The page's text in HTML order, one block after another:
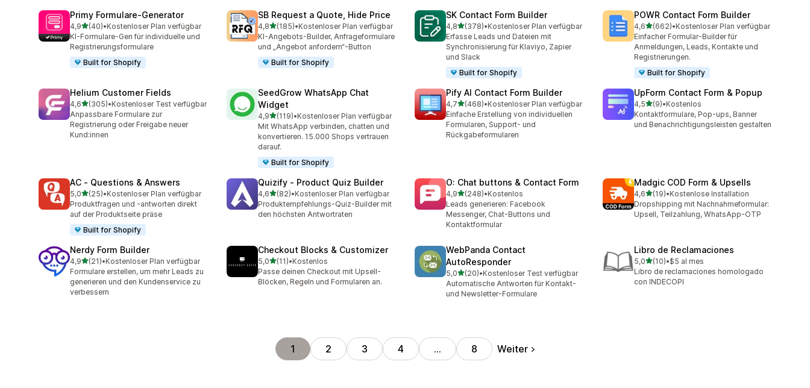
Primy Formulare‑Generator
4,9von 5 Sternen
(40)
40 Rezensionen insgesamt
•Kostenloser Plan verfügbar
KI‑Formulare‑Gen für individuelle und
Registrierungsformulare
Built for Shopify
SB Request a Quote, Hide Price
4,8von 5 Sternen
(185)
185 Rezensionen insgesamt
•Kostenloser Plan verfügbar
KI-Angebots-Builder, Anfrageformulare
und „Angebot anfordern“-Button
Built for Shopify
SK Contact Form Builder
4,8von 5 Sternen
(378)
378 Rezensionen insgesamt
•Kostenloser Plan verfügbar
Erfasse Leads und Dateien mit
Synchronisierung für Klaviyo, Zapier
und Slack
Built for Shopify
POWR Contact Form Builder
4,6von 5 Sternen
(662)
662 Rezensionen insgesamt
•Kostenloser Plan verfügbar
Einfacher Formular-Builder für
Anmeldungen, Leads, Kontakte und
Registrierungen.
Built for Shopify
Helium Customer Fields
4,6von 5 Sternen
(305)
305 Rezensionen insgesamt
•Kostenloser Test verfügbar
Anpassbare Formulare zur
Registrierung oder Freigabe neuer
Kund:innen
SeedGrow WhatsApp Chat
Widget
4,9von 5 Sternen
(119)
119 Rezensionen insgesamt
•Kostenloser Plan verfügbar
Mit WhatsApp verbinden, chatten und
konvertieren. 15.000 Shops vertrauen
darauf.
Built for Shopify
Pify AI Contact Form Builder
4,7von 5 Sternen
(468)
468 Rezensionen insgesamt
•Kostenloser Plan verfügbar
Einfache Erstellung von individuellen
Formularen, Support- und
Rückgabeformularen
UpForm Contact Form & Popup
4,5von 5 Sternen
(9)
9 Rezensionen insgesamt
•Kostenlos
Kontaktformulare, Pop-ups, Banner
und Benachrichtigungsleisten gestalten
AC ‑ Questions & Answers
5,0von 5 Sternen
(25)
25 Rezensionen insgesamt
•Kostenloser Plan verfügbar
Produktfragen und -antworten direkt
auf der Produktseite präse
Built for Shopify
Quizify ‑ Product Quiz Builder
4,6von 5 Sternen
(82)
82 Rezensionen insgesamt
•Kostenloser Plan verfügbar
Produktempfehlungs-Quiz-Builder mit
den höchsten Antwortraten
O: Chat buttons & Contact Form
4,9von 5 Sternen
(248)
248 Rezensionen insgesamt
•Kostenlos
Leads generieren: Facebook
Messenger, Chat-Buttons und
Kontaktformular
Madgic COD Form & Upsells
4,6von 5 Sternen
(19)
19 Rezensionen insgesamt
•Kostenlose Installation
Dropshipping mit Nachnahmeformular:
Upsell, Teilzahlung, WhatsApp-OTP
Nerdy Form Builder
4,9von 5 Sternen
(21)
21 Rezensionen insgesamt
•Kostenloser Plan verfügbar
Formulare erstellen, um mehr Leads zu
generieren und den Kundenservice zu
verbessern
Checkout Blocks & Customizer
5,0von 5 Sternen
(11)
11 Rezensionen insgesamt
•Kostenlos
Passe deinen Checkout mit Upsell-
Blöcken, Regeln und Formularen an.
WebPanda Contact
AutoResponder
5,0von 5 Sternen
(20)
20 Rezensionen insgesamt
•Kostenloser Test verfügbar
Automatische Antworten für Kontakt-
und Newsletter-Formulare
Libro de Reclamaciones
5,0von 5 Sternen
(10)
10 Rezensionen insgesamt
•$5 al mes
Libro de reclamaciones homologado
con INDECOPI
1 2 3 4 … 8 Weiter